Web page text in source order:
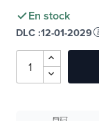
En stock
DLC :12-01-2029